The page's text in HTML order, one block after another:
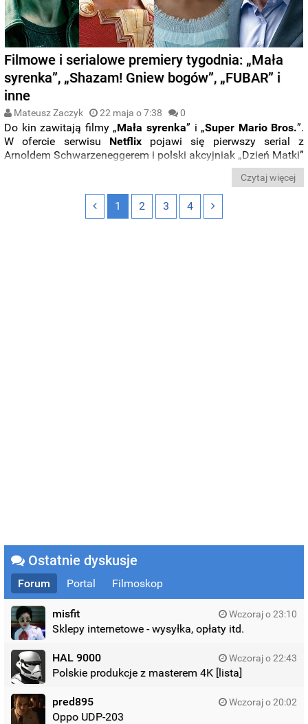
Filmowe i serialowe premiery tygodnia: „Mała
syrenka”, „Shazam! Gniew bogów”, „FUBAR” i
inne
Mateusz Zaczyk 22 maja o 7:38 0
Do kin zawitają filmy „Mała syrenka” i „Super Mario Bros.”.
W ofercie serwisu Netflixpojawi się pierwszy serial z
Arnoldem Schwarzeneggerem i polski akcyjniak „Dzień Matki”
Maxpokaże film
”. Premier nie zabraknie też na
Apple TV+iSkyShowtime .Sprawdźcie,
platformach streamingowych i w kinach
Czytaj więcej
1 2 3 4
Ostatnie dyskusje
Forum Portal Filmoskop
misfit Wczoraj o 23:10
Sklepy internetowe - wysyłka, opłaty itd.
HAL 9000 Wczoraj o 22:43
Polskie produkcje z masterem 4K [lista]
pred895 Wczoraj o 20:02
Oppo UDP-203